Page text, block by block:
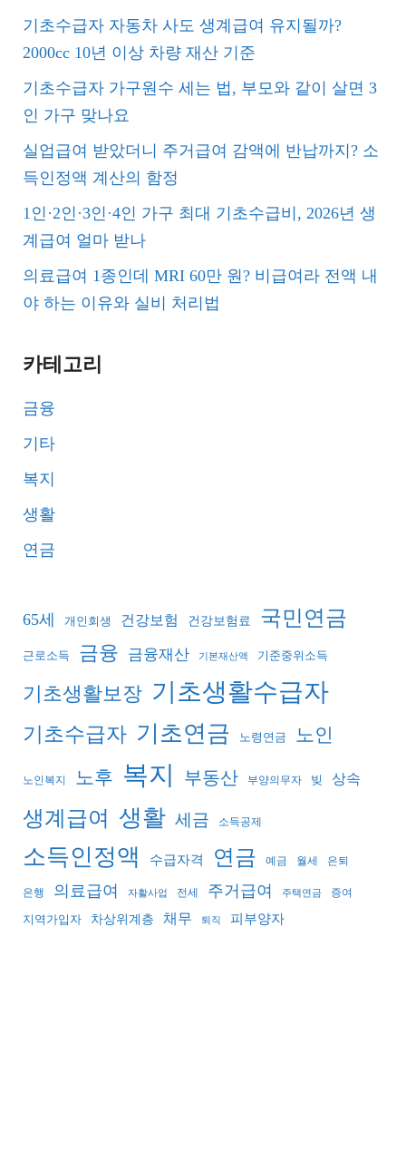
기초수급자 자동차 사도 생계급여 유지될까?
2000cc 10년 이상 차량 재산 기준
기초수급자 가구원수 세는 법, 부모와 같이 살면 3
인 가구 맞나요
실업급여 받았더니 주거급여 감액에 반납까지? 소
득인정액 계산의 함정
1인·2인·3인·4인 가구 최대 기초수급비, 2026년 생
계급여 얼마 받나
의료급여 1종인데 MRI 60만 원? 비급여라 전액 내
야 하는 이유와 실비 처리법
카테고리
금융
기타
복지
생활
연금
65세 개인회생 건강보험 건강보험료 국민연금
근로소득 금융 금융재산 기본재산액 기준중위소득
기초생활보장 기초생활수급자
기초수급자 기초연금 노령연금 노인
노인복지 노후 복지 부동산 부양의무자 빚 상속
생계급여 생활 세금 소득공제
소득인정액 수급자격 연금 예금 월세 은퇴
은행 의료급여 자활사업 전세 주거급여 주택연금 증여
지역가입자 차상위계층 채무 퇴직 피부양자